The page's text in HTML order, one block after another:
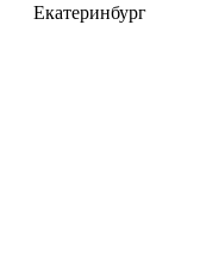
Екатеринбург